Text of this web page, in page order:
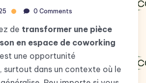
0 Comments
de transformer une pièce
en espace de coworking
une opportunité
surtout dans un contexte où le